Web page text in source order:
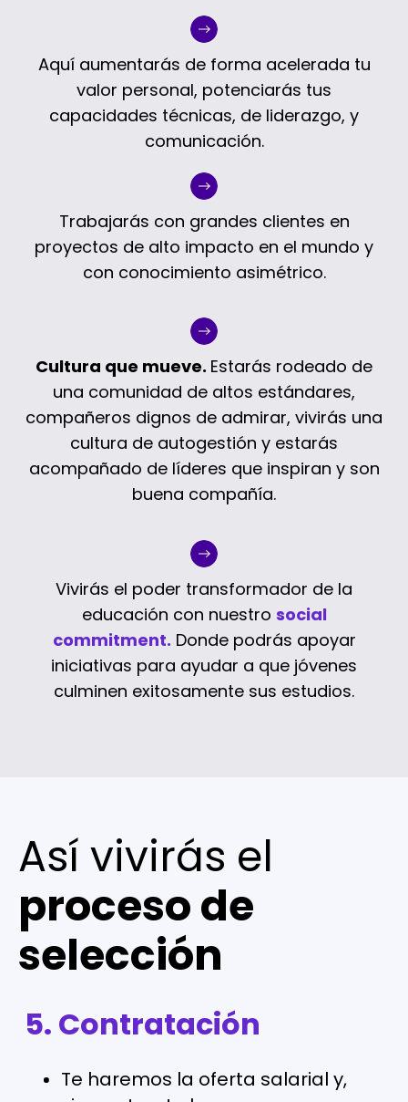
Aquí aumentarás de forma acelerada tu
valor personal, potenciarás tus
capacidades técnicas, de liderazgo, y
comunicación.
Trabajarás con grandes clientes en
proyectos de alto impacto en el mundo y
con conocimiento asimétrico.
Cultura que mueve. Estarás rodeado de
una comunidad de altos estándares,
compañeros dignos de admirar, vivirás una
cultura de autogestión y estarás
acompañado de líderes que inspiran y son
buena compañía.
Vivirás el poder transformador de la
educación con nuestro social
commitment. Donde podrás apoyar
iniciativas para ayudar a que jóvenes
culminen exitosamente sus estudios.
Así vivirás el
proceso de
selección
1. Postulación
Postúlate a la vacante que
5. Contratación
Te haremos la oferta salarial y,